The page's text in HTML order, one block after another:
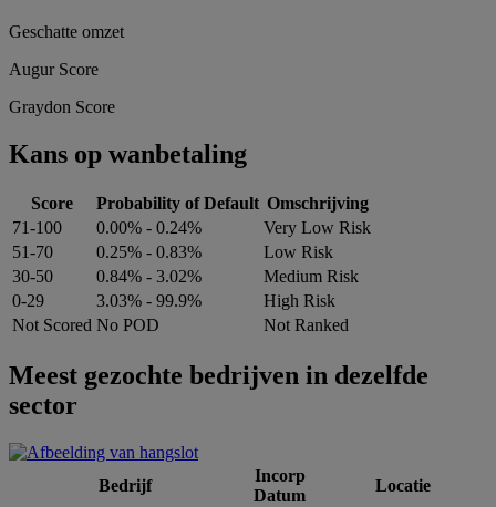
Geschatte omzet
Augur Score
Graydon Score
Kans op wanbetaling
Score Probability of Default Omschrijving
71-100
0.00% - 0.24%
Very Low Risk
51-70
0.25% - 0.83%
Low Risk
30-50
0.84% - 3.02%
Medium Risk
0-29
3.03% - 99.9%
High Risk
Not Scored No POD Not Ranked
Meest gezochte bedrijven in dezelfde
sector
Bedrijf
Incorp
Datum
Locatie